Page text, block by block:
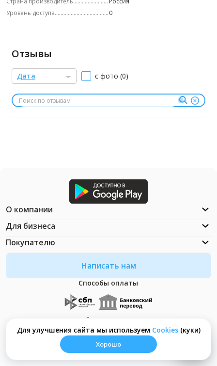
Для улучшения сайта мы используем Сookies(куки)
Хорошо
Уровень доступа
0
Отзывы
Дата с фото (0)
Написать нам
Способы оплаты
О компании
Для бизнеса
Покупателю
© ООО "Неософт" - 2026
Документация
Что такое Cookies?